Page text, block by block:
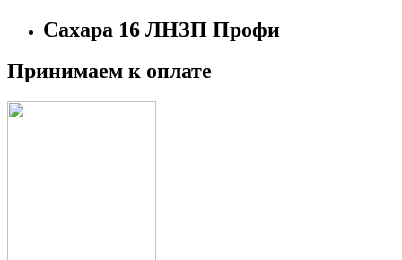
Сахара 16 ЛНЗП Профи
Принимаем к оплате